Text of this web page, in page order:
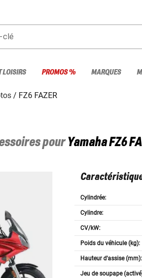
clé
LOISIRS PROMOS % MARQUES
FZ6 FAZER
pourYamahaFZ6
Cylindrée:
Cylindre:
CV/kW:
Poids du véhicule (kg):
Hauteur d'assise (mm):
Jeu de soupape